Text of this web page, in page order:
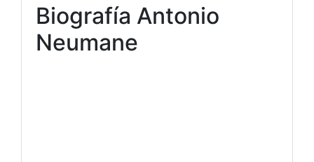
Biografía Antonio
Neumane